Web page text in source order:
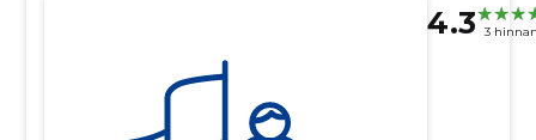
4.3 3